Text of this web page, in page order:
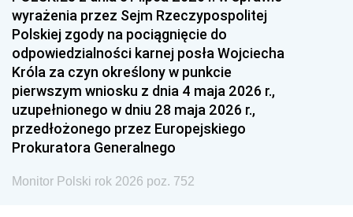
wyrażenia przez Sejm Rzeczypospolitej
Polskiej zgody na pociągnięcie do
odpowiedzialności karnej posła Wojciecha
Króla za czyn określony w punkcie
pierwszym wniosku z dnia 4 maja 2026 r.,
uzupełnionego w dniu 28 maja 2026 r.,
przedłożonego przez Europejskiego
Prokuratora Generalnego
Monitor Polski rok 2026 poz. 752